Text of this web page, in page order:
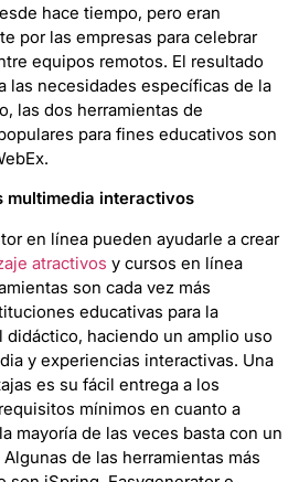
hace tiempo, pero eran
por las empresas para celebrar
equipos remotos. El resultado
las necesidades específicas de la
las dos herramientas de
para fines educativos son
multimedia interactivos
en línea pueden ayudarle a crear
atractivos y cursos en línea
son cada vez más
educativas para la
didáctico, haciendo un amplio uso
y experiencias interactivas. Una
es su fácil entrega a los
mínimos en cuanto a
mayoría de las veces basta con un
de las herramientas más